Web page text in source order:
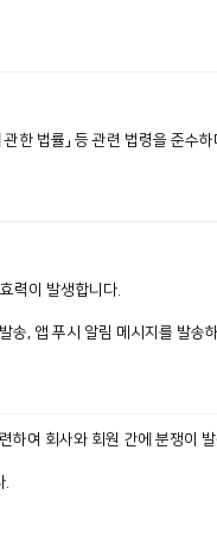
한 법률」 등 관련 법령을 준수
력이 발생합니다.
, 앱 푸시 알림 메시지를 발송
여 회사와 회원 간에 분쟁이